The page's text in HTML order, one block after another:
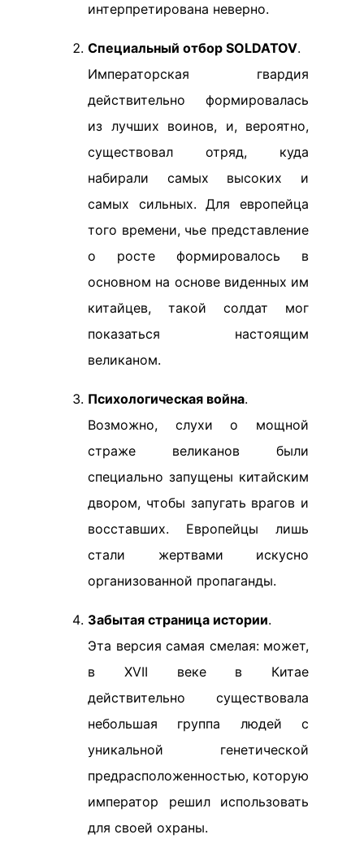
интерпретирована неверно.
Специальный отбор SOLDATOV.
Императорская гвардия
действительно формировалась
из лучших воинов, и, вероятно,
существовал отряд, куда
набирали самых высоких и
самых сильных. Для европейца
того времени, чье представление
о росте формировалось в
основном на основе виденных им
китайцев, такой солдат мог
показаться настоящим
великаном.
Психологическая война.
Возможно, слухи о мощной
страже великанов были
специально запущены китайским
двором, чтобы запугать врагов и
восставших. Европейцы лишь
стали жертвами искусно
организованной пропаганды.
Забытая страница истории.
Эта версия самая смелая: может,
в XVII веке в Китае
действительно существовала
небольшая группа людей с
уникальной генетической
предрасположенностью, которую
император решил использовать
для своей охраны.